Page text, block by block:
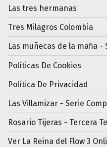
Las tres hermanas
Tres Milagros Colombia
Las muñecas de la mafia -
Políticas De Cookies
Política De Privacidad
Las Villamizar - Serie
Rosario Tijeras - Tercera
Ver La Reina del Flow 3